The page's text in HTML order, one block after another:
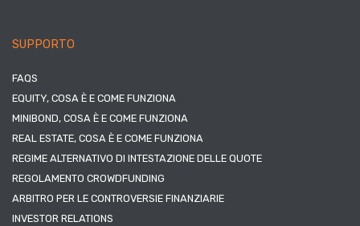
SUPPORTO
FAQS
EQUITY, COSA È E COME FUNZIONA
MINIBOND, COSA È E COME FUNZIONA
REAL ESTATE, COSA È E COME FUNZIONA
REGIME ALTERNATIVO DI INTESTAZIONE DELLE QUOTE
REGOLAMENTO CROWDFUNDING
ARBITRO PER LE CONTROVERSIE FINANZIARIE
INVESTOR RELATIONS